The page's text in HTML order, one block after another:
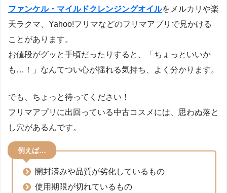
ファンケル・マイルドクレンジングオイルをメルカリや楽
天ラクマ、Yahoo!フリマなどのフリマアプリで見かける
ことがあります。
お値段がグッと手頃だったりすると、「ちょっといいか
も…！」なんてつい心が揺れる気持ち、よく分かります。
でも、ちょっと待ってください！
フリマアプリに出回っている中古コスメには、思わぬ落と
し穴があるんです。
例えば…
開封済みや品質が劣化しているもの
使用期限が切れているもの